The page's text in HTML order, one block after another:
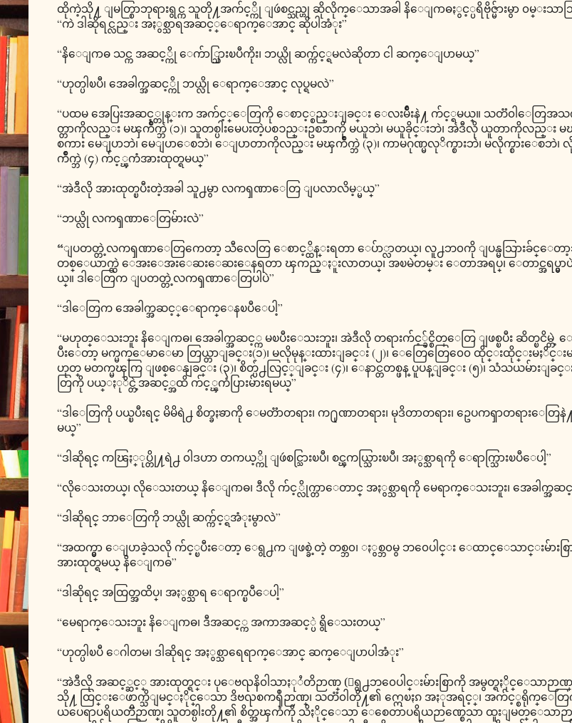
ထိုကဲ့သို႔ ျမတ္စြာဘုရားရွင္က သူတို႔အက်င့္ကို ျဖဴစင္သည္ဟု ဆိုလိုက္ေသာအခါ နိေျဂာဓႏွင့္ပရိဗိုဇ္မ်ားမွာ ၀မ္းသ
“ကဲ ဒါဆိုရင္လည္း အႏွစ္သာရအဆင့္ေရာက္ေအာင္ ဆိုပါအံုး”
“နိေျဂာဓ သင္က အဆင့္ကို ေက်ာ္သြားၿပီကိုး၊ ဘယ္လို ဆက္က်င့္ရမလဲဆိုတာ ငါ ဆက္ေျပာမယ္”
“ဟုတ္ပါၿပီ၊ အေခါက္အဆင့္ကို ဘယ္လို ေရာက္ေအာင္ လုပ္ရမလဲ”
“ပထမ အေပြးအဆင့္တုန္းက အက်င့္ေတြကို ေစာင့္စည္းျခင္း ေလးမ်ိဳးနဲ႔ က်င့္ရမယ္။ သတၱ၀ါေတြအသက္
တ္တာကိုလည္း မၾကိဳက္ဘဲ (၁)၊ သူတစ္ပါးမေပးတဲ့ပစၥည္းဥစၥာကို မယူဘဲ၊ မယူခိုင္းဘဲ၊ အဲဒီလို ယူတာကိုလည္း မၾကိဳ
စကား မေျပာဘဲ၊ မေျပာေစဘဲ၊ ေျပာတာကိုလည္း မၾကိဳက္ဘဲ (၃)၊ ကာမဂုဏ္မလုိက္စားဘဲ၊ မလိုက္စားေစဘဲ
ကိဳက္ဘဲ (၄) က်င့္ၾကံအားထုတ္ရမယ္”
“အဲဒီလို အားထုတ္ၿပီးတဲ့အခါ သူ႕မွာ လကၡဏာေတြ ျပလာလိမ့္မယ္”
“ဘယ္လို လကၡဏာေတြမ်ားလဲ”
“ျပတတ္တဲ့လကၡဏာေတြကေတာ့ သီလေတြ ေစာင့္ထိန္းရတာ ေပ်ာ္လာတယ္၊ လူ႕ဘ၀ကို ျပန္မသြားခ်င္ေတာ့
တစ္ေယာက္ထဲ ေအးေအးေဆးေဆးေနရတာ ၾကည္ႏူးလာတယ္၊ အၿမဲတမ္း ေတာအရပ္၊ ေတာင္အရပ္မွာ
ယ္။ ဒါေတြက ျပတတ္တဲ့လကၡဏာေတြပါပဲ”
“ဒါေတြက အေခါက္အဆင့္ေရာက္ေနၿပီေပါ့”
“မဟုတ္ေသးဘူး နိေျဂာဓ၊ အေခါက္အဆင့္က မၿပီးေသးဘူး၊ အဲဒီလို တရားက်င့္ခ်င္စိတ္ေတြ ျဖစ္ၿပီး ဆိတ္ၿငိမ္တဲ့ ေ
ပီးေတာ့ မက္မက္ေမာေမာ တြယ္တာျခင္း(၁)၊ မလိုမုန္းထားျခင္း (၂)၊ ေတြေတြေ၀ေ၀ ထိုင္းထိုင္းမႈိင္
ဟုတ္ မတက္မၾကြ ျဖစ္ေနျခင္း (၃)၊ စိတ္ပ်ံ႕လြင့္ျခင္း (၄)၊ ေနာင္တတစ္ဖန္ ပူပန္ျခင္း (၅)၊ သံသယမ်ားျ
တြကို ပယ္ႏုိင္တဲ့အဆင့္အထိ က်င့္ၾကံပြားမ်ားရမယ္”
“ဒါေတြကို ပယ္ၿပီးရင္ မိမိရဲ႕ စိတ္ခႏၶာကို ေမတၱာတရား၊ က႐ုဏာတရား၊ မုဒိတာတရား၊ ဥေပကၡာတရားေ
မယ္”
“ဒါဆိုရင္ ကၽြႏ္ုပ္တို႔ရဲ႕ ၀ါဒဟာ တကယ့္ကို ျဖဴစင္သြားၿပီ၊ စင္ၾကယ္သြားၿပီ၊ အႏွစ္သာရကို ေရာက္သြားၿပီေပါ့”
“လိုေသးတယ္၊ လိုေသးတယ္ နိေျဂာဓ၊ ဒီလို က်င့္လိုက္တာေတာင္ အႏွစ္သာရကို မေရာက္ေသးဘူး၊ အေခါက္အ
“ဒါဆိုရင္ ဘာေတြကို ဘယ္လို ဆက္က်င့္ရအံုးမွာလဲ”
“အထက္မွာ ေျပာခဲ့သလို က်င့္ၿပီးေတာ့ ေရွ႕က ျဖစ္ခဲ့တဲ့ တစ္ဘ၀၊ ႏွစ္ဘ၀မွ ဘ၀ေပါင္း ေထာင္ေသာင္းမ်ားစြ
အားထုတ္ရမယ္ နိေျဂာဓ”
“ဒါဆိုရင္ အထြတ္အထိပ္၊ အႏွစ္သာရ ေရာက္ၿပီေပါ့”
“မေရာက္ေသးဘူး နိေျဂာဓ၊ ဒီအဆင့္က အကာအဆင့္ပဲ ရွိေသးတယ္”
“ဟုတ္ပါၿပီ ေဂါတမ၊ ဒါဆိုရင္ အႏွစ္သာရေရာက္ေအာင္ ဆက္ေျပာပါအံုး”
“အဲဒီလို အဆင့္ဆင့္ အားထုတ္ရင္း ပုေဗၺနိ၀ါသာႏုႆတိဉာဏ္ (ေရွ႕ဘ၀ေပါင္းမ်ားစြာကို အမွတ္ရႏိုင္ေသာဉာဏ္
သို႔ ထြင္းေဖာက္သိျမင္ႏိုင္ေသာ ဒိဗၺစကၡဳဉာဏ္၊ သတၱ၀ါတို႔၏ ဣေၿႏၵ အႏုအရင့္၊ အက်င့္စရိုက္ေတ
ယပေရာပရိယတၱိဉာဏ္၊ သူတစ္ပါးတို႔၏ စိတ္အၾကံကို သိႏိုင္ေသာ ေစေတာပရိယဉာဏ္စေသာ ထူးျမတ္ေသာဉ